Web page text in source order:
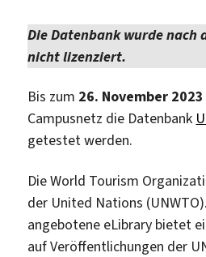
Die Datenbank wurde nach
nicht lizenziert.
Bis zum 26. November 2023
Campusnetz die Datenbank
getestet werden.
Die World Tourism
der United Nations
angebotene eLibrary bietet
auf Veröffentlichungen der